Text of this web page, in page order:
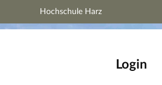
Hauptnavigation
Fußzeile
Hochschule Harz
Login